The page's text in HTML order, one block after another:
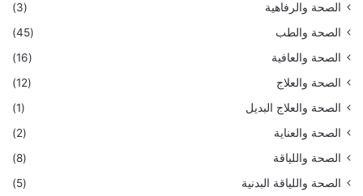
الصحة والرفاهية
(3)
الصحة والطب
(45)
الصحة والعافية
(16)
الصحة والعلاج
(12)
الصحة والعلاج البديل
(1)
الصحة والعناية
(2)
الصحة واللياقة
(8)
الصحة واللياقة البدنية
(5)